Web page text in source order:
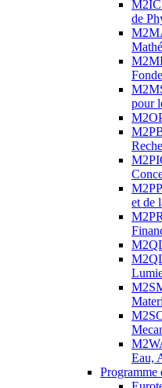
de
pour
et de
Eau,
Programme